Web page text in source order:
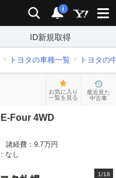
検索 通知
i
ID新規取得
トヨタの車種一覧 トヨタの
お気に入り
一覧を見る
最近見た
中古車
E-Four 4WD
諸経費： 9.7万円
なし
1/18